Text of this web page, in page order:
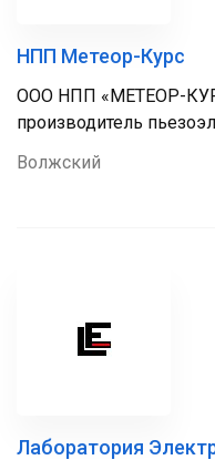
НПП Метеор-Курс
ООО НПП «МЕТЕОР-
производитель
Волжский
Лаборатория